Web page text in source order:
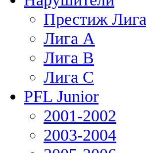
Престиж Лига
Лига А
Лига В
Лига С
PFL Junior
2001-2002
2003-2004